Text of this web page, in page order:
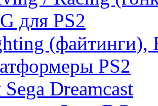
для PS2
(файтинги),
PS2
Dreamcast